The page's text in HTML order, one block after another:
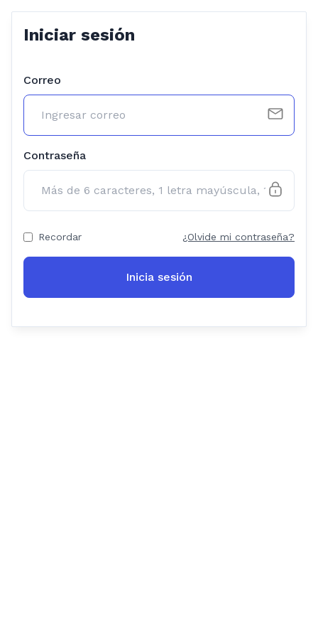
Iniciar sesión
Correo
Contraseña
Recordar ¿Olvide mi contraseña?